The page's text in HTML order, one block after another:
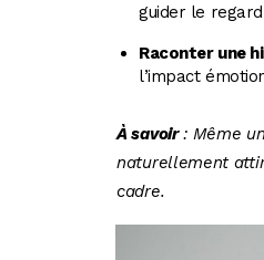
guider le
Raconter une
l’impact
À savoir: Même
naturellement
cadre.